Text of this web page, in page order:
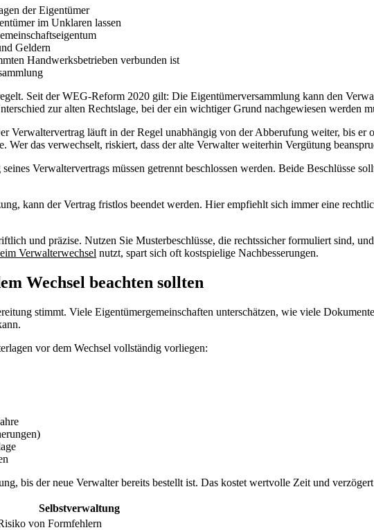
der Eigentümer
im Unklaren lassen
Geldern
Handwerksbetrieben verbunden ist
Seit der WEG-Reform 2020 gilt: Die Eigentümerversammlung kann den
zur alten Rechtslage, bei der ein wichtiger Grund nachgewiesen werden
Verwaltervertrag läuft in der Regel unabhängig von der Abberufung weiter, bis
Wer das verwechselt, riskiert, dass der alte Verwalter weiterhin Vergütung
Verwaltervertrags müssen getrennt beschlossen werden. Beide Beschlüsse
kann der Vertrag fristlos beendet werden. Hier empfiehlt sich immer eine
und präzise. Nutzen Sie Musterbeschlüsse, die rechtssicher formuliert sind,
Verwalterwechsel nutzt, spart sich oft kostspielige Nachbesserungen.
Wechsel beachten sollten
stimmt. Viele Eigentümergemeinschaften unterschätzen, wie viele
vor dem Wechsel vollständig vorliegen:
bis der neue Verwalter bereits bestellt ist. Das kostet wertvolle Zeit und
Selbstverwaltung
von Formfehlern